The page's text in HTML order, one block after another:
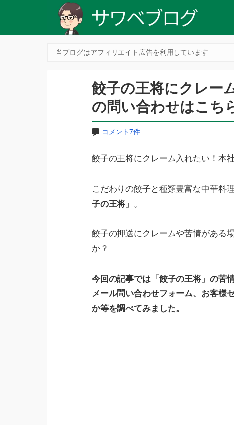
当ブログはアフィリエイト広告を利用しています
餃子の王将にクレー
の問い合わせはこち
コメント7件
餃子の王将にクレーム入れたい！本
こだわりの餃子と種類豊富な中華料
子の王将」 。
餃子の押送にクレームや苦情がある
か？
今回の記事では「餃子の王将」の苦
メール問い合わせフォーム、お客様
か等を調べてみました。